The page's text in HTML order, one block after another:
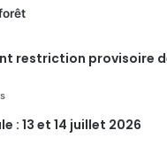
restriction provisoire
: 13 et 14 juillet 2026